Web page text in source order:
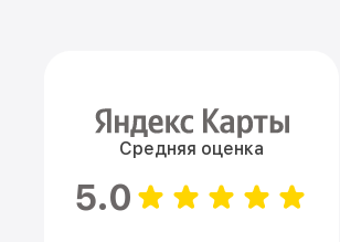
Средняя оценка
5.0